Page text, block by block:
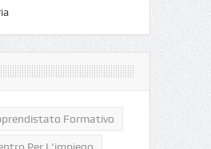
Formativo